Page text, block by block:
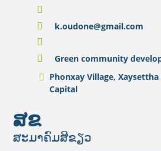
ສຂ
ສະມາຄົມສີຂຽວ
k.oudone@gmail.com
Green community
Phonxay Village,
Capital